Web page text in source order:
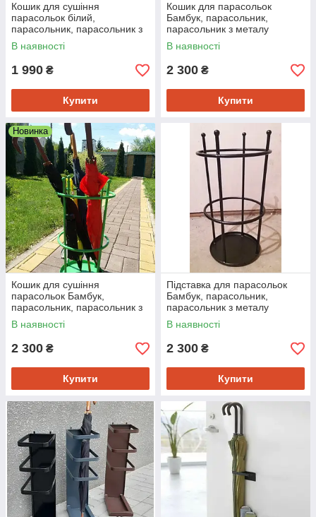
Кошик для сушіння
парасольок білий,
парасольник, парасольник з
металу
В наявності
1 990 ₴
Купити
Кошик для парасольок
Бамбук, парасольник,
парасольник з металу
В наявності
2 300 ₴
Купити
Новинка
Кошик для сушіння
парасольок Бамбук,
парасольник, парасольник з
металу
В наявності
2 300 ₴
Купити
Підставка для парасольок
Бамбук, парасольник,
парасольник з металу
В наявності
2 300 ₴
Купити